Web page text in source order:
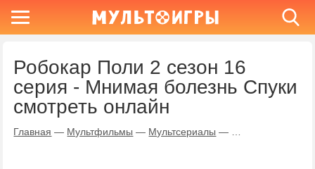
Робокар Поли 2 сезон 16
серия - Мнимая болезнь Спуки
смотреть онлайн
Главная — Мультфильмы — Мультсериалы —